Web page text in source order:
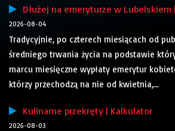
Dłużej na emeryturze w Lubelskiem
2026-08-04
Tradycyjnie, po czterech miesiącach od
średniego trwania życia na podstawie
marcu miesięczne wypłaty emerytur
którzy przechodzą na nie od kwietnia,...
Kulinarne przekręty | Kalkulator
2026-08-03